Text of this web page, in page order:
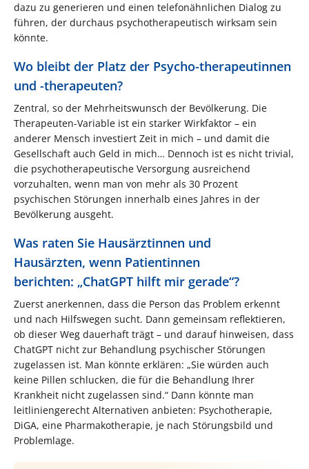
dazu zu generieren und einen telefonähnlichen Dialog zu
führen, der durchaus psychotherapeutisch wirksam sein
könnte.
Wo bleibt der Platz der Psycho-therapeutinnen
und -therapeuten?
Zentral, so der Mehrheitswunsch der Bevölkerung. Die
Therapeuten-Variable ist ein starker Wirkfaktor – ein
anderer Mensch investiert Zeit in mich – und damit die
Gesellschaft auch Geld in mich… Dennoch ist es nicht trivial,
die psychotherapeutische Versorgung ausreichend
vorzuhalten, wenn man von mehr als 30 Prozent
psychischen Störungen innerhalb eines Jahres in der
Bevölkerung ausgeht.
Was raten Sie Hausärztinnen und
Hausärzten, wenn Patientinnen
berichten: „ChatGPT hilft mir gerade“?
Zuerst anerkennen, dass die Person das Problem erkennt
und nach Hilfswegen sucht. Dann gemeinsam reflektieren,
ob dieser Weg dauerhaft trägt – und darauf hinweisen, dass
ChatGPT nicht zur Behandlung psychischer Störungen
zugelassen ist. Man könnte erklären: „Sie würden auch
keine Pillen schlucken, die für die Behandlung Ihrer
Krankheit nicht zugelassen sind.“ Dann könnte man
leitliniengerecht Alternativen anbieten: Psychotherapie,
DiGA, eine Pharmakotherapie, je nach Störungsbild und
Problemlage.